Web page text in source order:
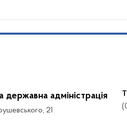
державна адміністрація
21